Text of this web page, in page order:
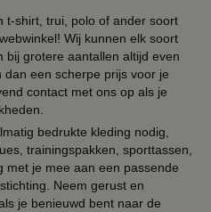
t-shirt, trui, polo of ander soort
Wij kunnen elk soort
bij grotere aantallen altijd even
een scherpe prijs voor je
contact met ons op als je
bedrukte kleding nodig,
trainingspakken, sporttassen,
met je mee aan een passende
Neem gerust en
je benieuwd bent naar de